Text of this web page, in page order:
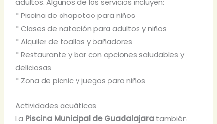
adultos. Algunos de los servicios incluyen:
* Piscina de chapoteo para niños
* Clases de natación para adultos y niños
* Alquiler de toallas y bañadores
* Restaurante y bar con opciones saludables y
deliciosas
* Zona de picnic y juegos para niños
Actividades acuáticas
La Piscina Municipal de Guadalajara también